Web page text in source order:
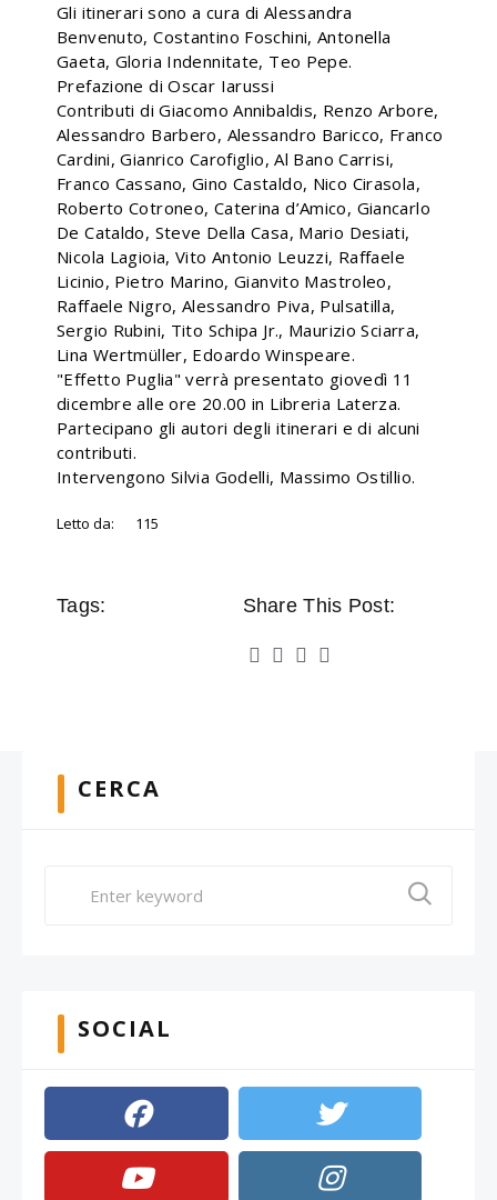
Gli itinerari sono a cura di Alessandra
Benvenuto, Costantino Foschini, Antonella
Gaeta, Gloria Indennitate, Teo Pepe.
Prefazione di Oscar Iarussi
Contributi di Giacomo Annibaldis, Renzo Arbore,
Alessandro Barbero, Alessandro Baricco, Franco
Cardini, Gianrico Carofiglio, Al Bano Carrisi,
Franco Cassano, Gino Castaldo, Nico Cirasola,
Roberto Cotroneo, Caterina d’Amico, Giancarlo
De Cataldo, Steve Della Casa, Mario Desiati,
Nicola Lagioia, Vito Antonio Leuzzi, Raffaele
Licinio, Pietro Marino, Gianvito Mastroleo,
Raffaele Nigro, Alessandro Piva, Pulsatilla,
Sergio Rubini, Tito Schipa Jr., Maurizio Sciarra,
Lina Wertmüller, Edoardo Winspeare.
"Effetto Puglia" verrà presentato giovedì 11
dicembre alle ore 20.00 in Libreria Laterza.
Partecipano gli autori degli itinerari e di alcuni
contributi.
Intervengono Silvia Godelli, Massimo Ostillio.
Letto da: 115
Tags: Share This Post:
CERCA
SOCIAL